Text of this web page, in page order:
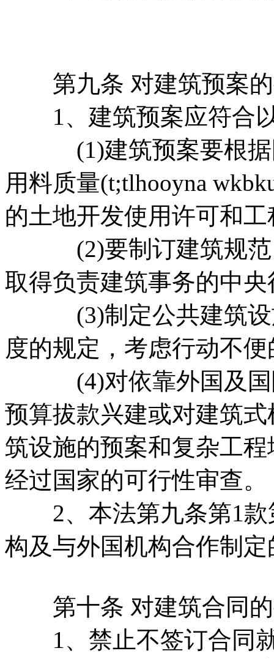
第九条 对建筑预案的
1、建筑预案应符
(1)建筑预案要根据图
用料质量(t;tlhooyna
的土地开发使用许可和
(2)要制订建筑规范、
取得负责建筑事务的中
(3)制定公共建筑设施
度的规定，考虑行动不
(4)对依靠外国及国际
预算拔款兴建或对建筑
筑设施的预案和复杂工
经过国家的可行性审查。
2、本法第九条第1款
构及与外国机构合作制
第十条 对建筑合同的
1、禁止不签订合同就